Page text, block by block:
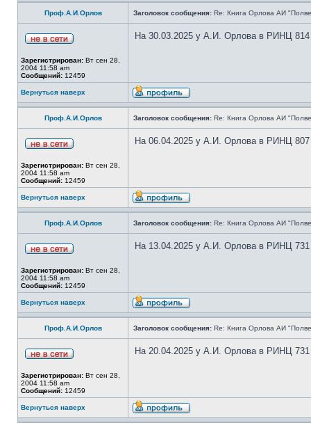
Проф.А.И.Орлов Заголовок сообщения: Re: Книга Орлова АИ
Зарегистрирован: Вт сен 28,
2004 11:58 am
Сообщений: 12459
На 30.03.2025 у А.И. Орлова в РИНЦ 814
Вернуться наверх
Проф.А.И.Орлов Заголовок сообщения: Re: Книга Орлова АИ
Зарегистрирован: Вт сен 28,
2004 11:58 am
Сообщений: 12459
На 06.04.2025 у А.И. Орлова в РИНЦ 807
Вернуться наверх
Проф.А.И.Орлов Заголовок сообщения: Re: Книга Орлова АИ
Зарегистрирован: Вт сен 28,
2004 11:58 am
Сообщений: 12459
На 13.04.2025 у А.И. Орлова в РИНЦ 731
Вернуться наверх
Проф.А.И.Орлов Заголовок сообщения: Re: Книга Орлова АИ
Зарегистрирован: Вт сен 28,
2004 11:58 am
Сообщений: 12459
На 20.04.2025 у А.И. Орлова в РИНЦ 731
Вернуться наверх